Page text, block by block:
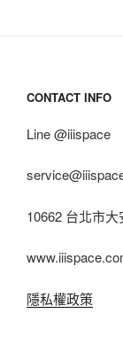
CONTACT INFO
Line @iiispace
10662 台北市
隱私權政策